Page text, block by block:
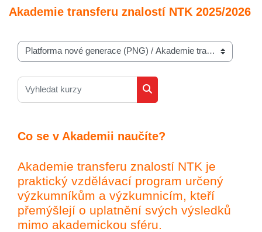
Akademie transferu znalostí NTK 2025/2026
Kategorie kurzů
Vyhledat kurzy
Vyhledat kurzy
Co se v Akademii naučíte?
Akademie transferu znalostí NTK je
praktický vzdělávací program určený
výzkumníkům a výzkumnicím, kteří
přemýšlejí o uplatnění svých výsledků
mimo akademickou sféru.